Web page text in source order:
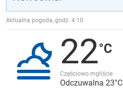
JAKOŚĆ POWIETRZA
Aktualna pogoda, godz. 4:10
22
Częściowo mgliście
Odczuwalna 23°C